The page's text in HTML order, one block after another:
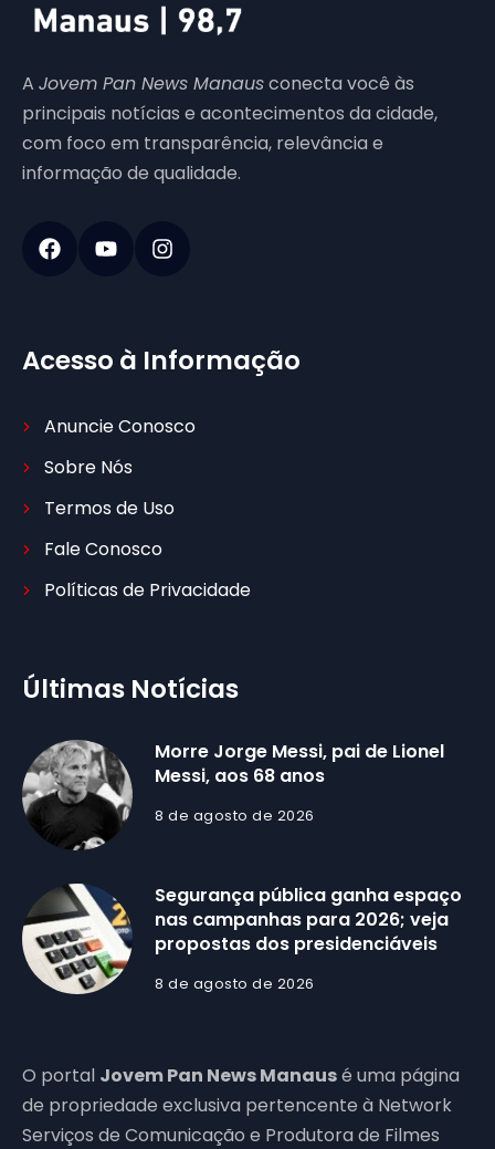
A Jovem Pan News Manausconecta você às
principais notícias e acontecimentos da cidade,
com foco em transparência, relevância e
informação de qualidade.
Acesso à Informação
Anuncie Conosco
Sobre Nós
Termos de Uso
Fale Conosco
Políticas de Privacidade
Últimas Notícias
Morre Jorge Messi, pai de Lionel
Messi, aos 68 anos
8 de agosto de 2026
Segurança pública ganha espaço
nas campanhas para 2026; veja
propostas dos presidenciáveis
8 de agosto de 2026
O portal Jovem Pan News Manausé uma página
de propriedade exclusiva pertencente à Network
Serviços de Comunicação e Produtora de Filmes